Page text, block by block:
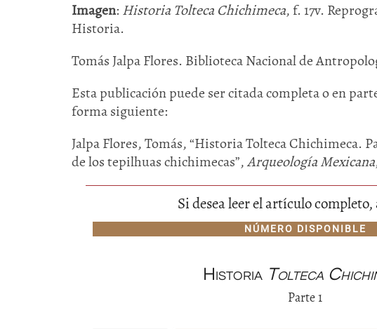
Imagen: Historia Tolteca Chichimeca, f. 17v.
Historia.
Tomás Jalpa Flores. Biblioteca Nacional de
Esta publicación puede ser citada completa o en
forma siguiente:
Jalpa Flores, Tomás, “Historia Tolteca Chichimeca.
de los tepilhuas chichimecas”,Arqueología Mexicana
Si desea leer el artículo
NÚMERO DISPONIBLE
Historia Tolteca
Parte 1